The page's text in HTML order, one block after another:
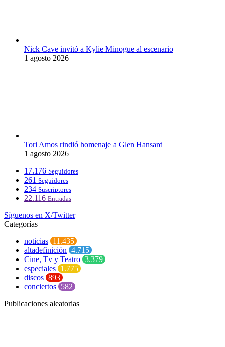
Nick Cave invitó a Kylie Minogue al escenario
1 agosto 2026
Tori Amos rindió homenaje a Glen Hansard
1 agosto 2026
17.176 Seguidores
261 Seguidores
234 Suscriptores
22.116 Entradas
Síguenos en X/Twitter
Categorías
noticias 11.435
altadefinición 4.715
Cine, Tv y Teatro 3.379
especiales 1.775
discos 893
conciertos 582
Publicaciones aleatorias